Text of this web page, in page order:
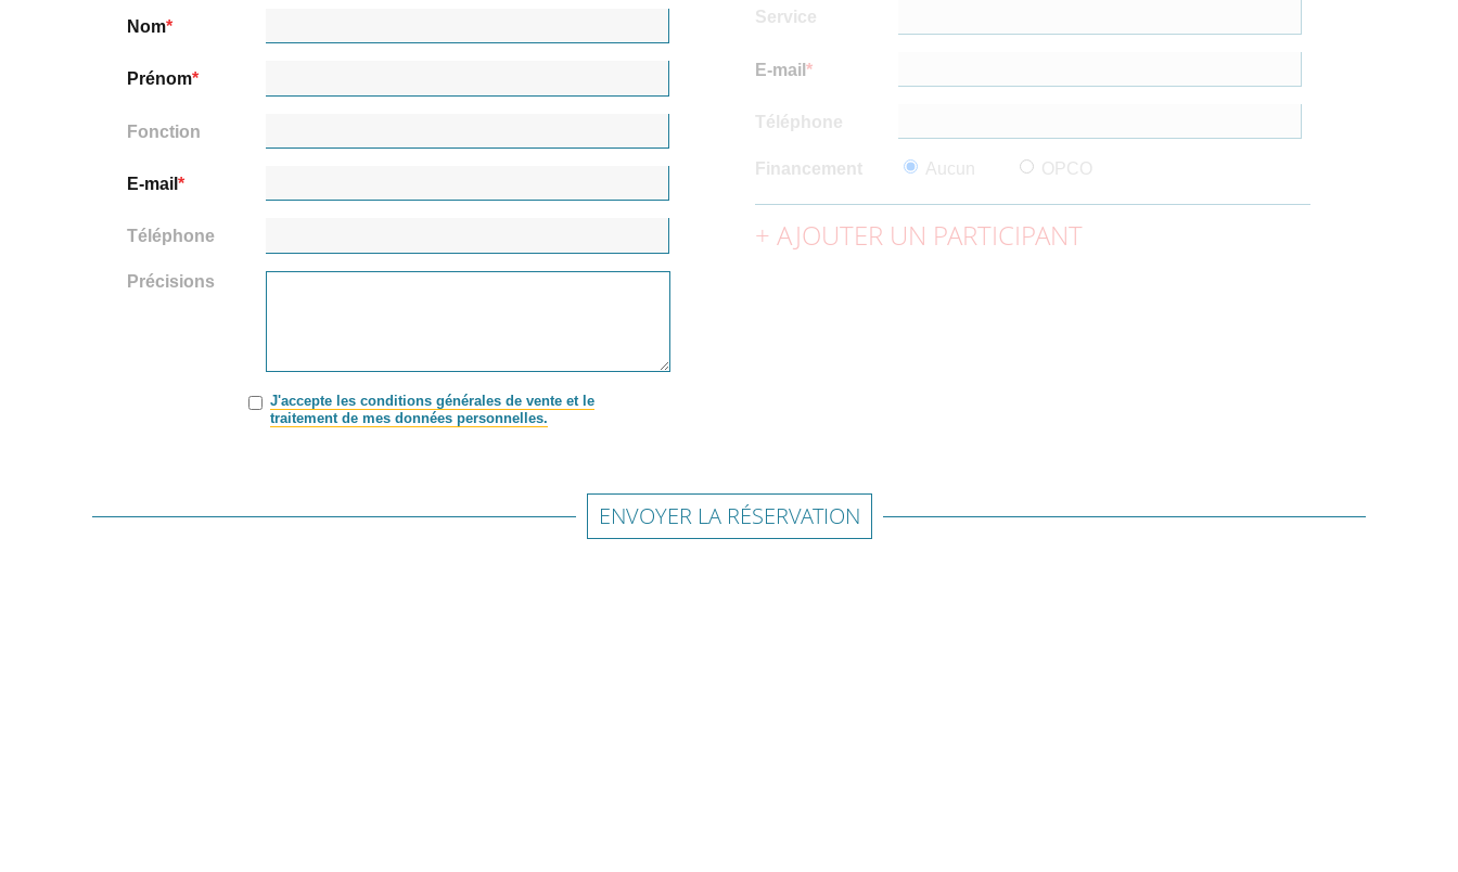
Nom
Prénom
Fonction
E-mail
Téléphone
Précisions
J'accepte les conditions générales de vente et le
traitement de mes données personnelles.
Service
E-mail
Téléphone
Financement Aucun OPCO
AJOUTER UN PARTICIPANT
ENVOYER LA RÉSERVATION